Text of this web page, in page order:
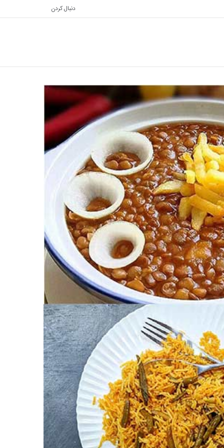
دنبال کردن
برایپوسته